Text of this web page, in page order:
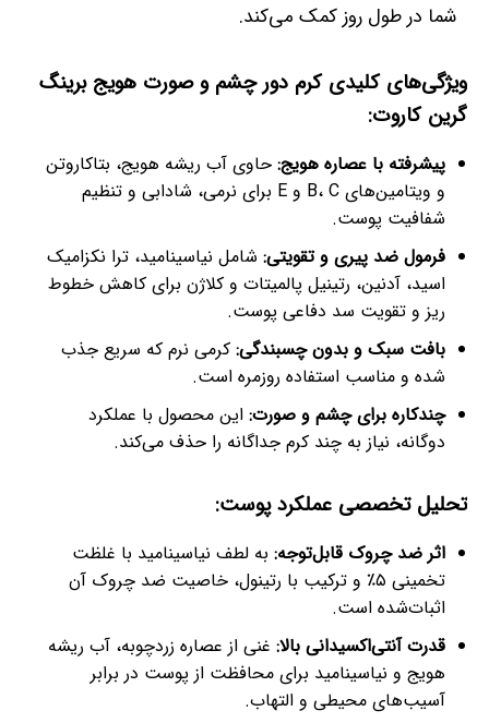
شما در طول روز کمک می‌کند.
ویژگی‌های کلیدی کرم دور چشم و صورت هویج برینگ
گرین کاروت:
پیشرفته با عصاره هویج: حاوی آب ریشه هویج، بتاکاروتن
و ویتامین‌های B، C و E برای نرمی، شادابی و تنظیم
شفافیت پوست.
فرمول ضد پیری و تقویتی: شامل نیاسینامید، ترا نکزامیک
اسید، آدنین، رتینیل پالمیتات و کلاژن برای کاهش خطوط
ریز و تقویت سد دفاعی پوست.
بافت سبک و بدون چسبندگی: کرمی نرم که سریع جذب
شده و مناسب استفاده روزمره است.
چندکاره برای چشم و صورت: این محصول با عملکرد
دوگانه، نیاز به چند کرم جداگانه را حذف می‌کند.
تحلیل تخصصی عملکرد پوست:
اثر ضد چروک قابل‌توجه: به لطف نیاسینامید با غلظت
تخمینی ۵٪ و ترکیب با رتینول، خاصیت ضد چروک آن
اثبات‌شده است.
قدرت آنتی‌اکسیدانی بالا: غنی از عصاره زردچوبه، آب ریشه
هویج و نیاسینامید برای محافظت از پوست در برابر
آسیب‌های محیطی و التهاب.